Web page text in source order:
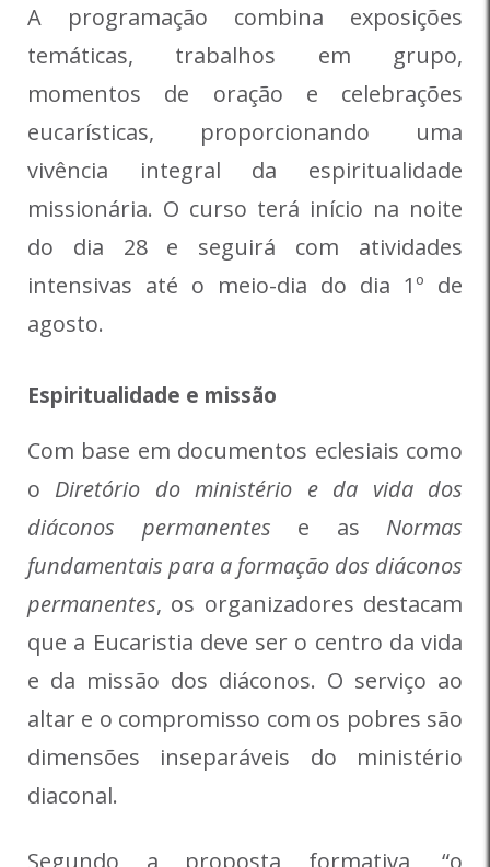
A programação combina exposições
temáticas, trabalhos em grupo,
momentos de oração e celebrações
eucarísticas, proporcionando uma
vivência integral da espiritualidade
missionária. O curso terá início na noite
do dia 28 e seguirá com atividades
intensivas até o meio-dia do dia 1º de
agosto.
Espiritualidade e missão
Com base em documentos eclesiais como
o Diretório do ministério e da vida dos
diáconos permanentes e as Normas
fundamentais para a formação dos diáconos
permanentes, os organizadores destacam
que a Eucaristia deve ser o centro da vida
e da missão dos diáconos. O serviço ao
altar e o compromisso com os pobres são
dimensões inseparáveis do ministério
diaconal.
Segundo a proposta formativa, “o